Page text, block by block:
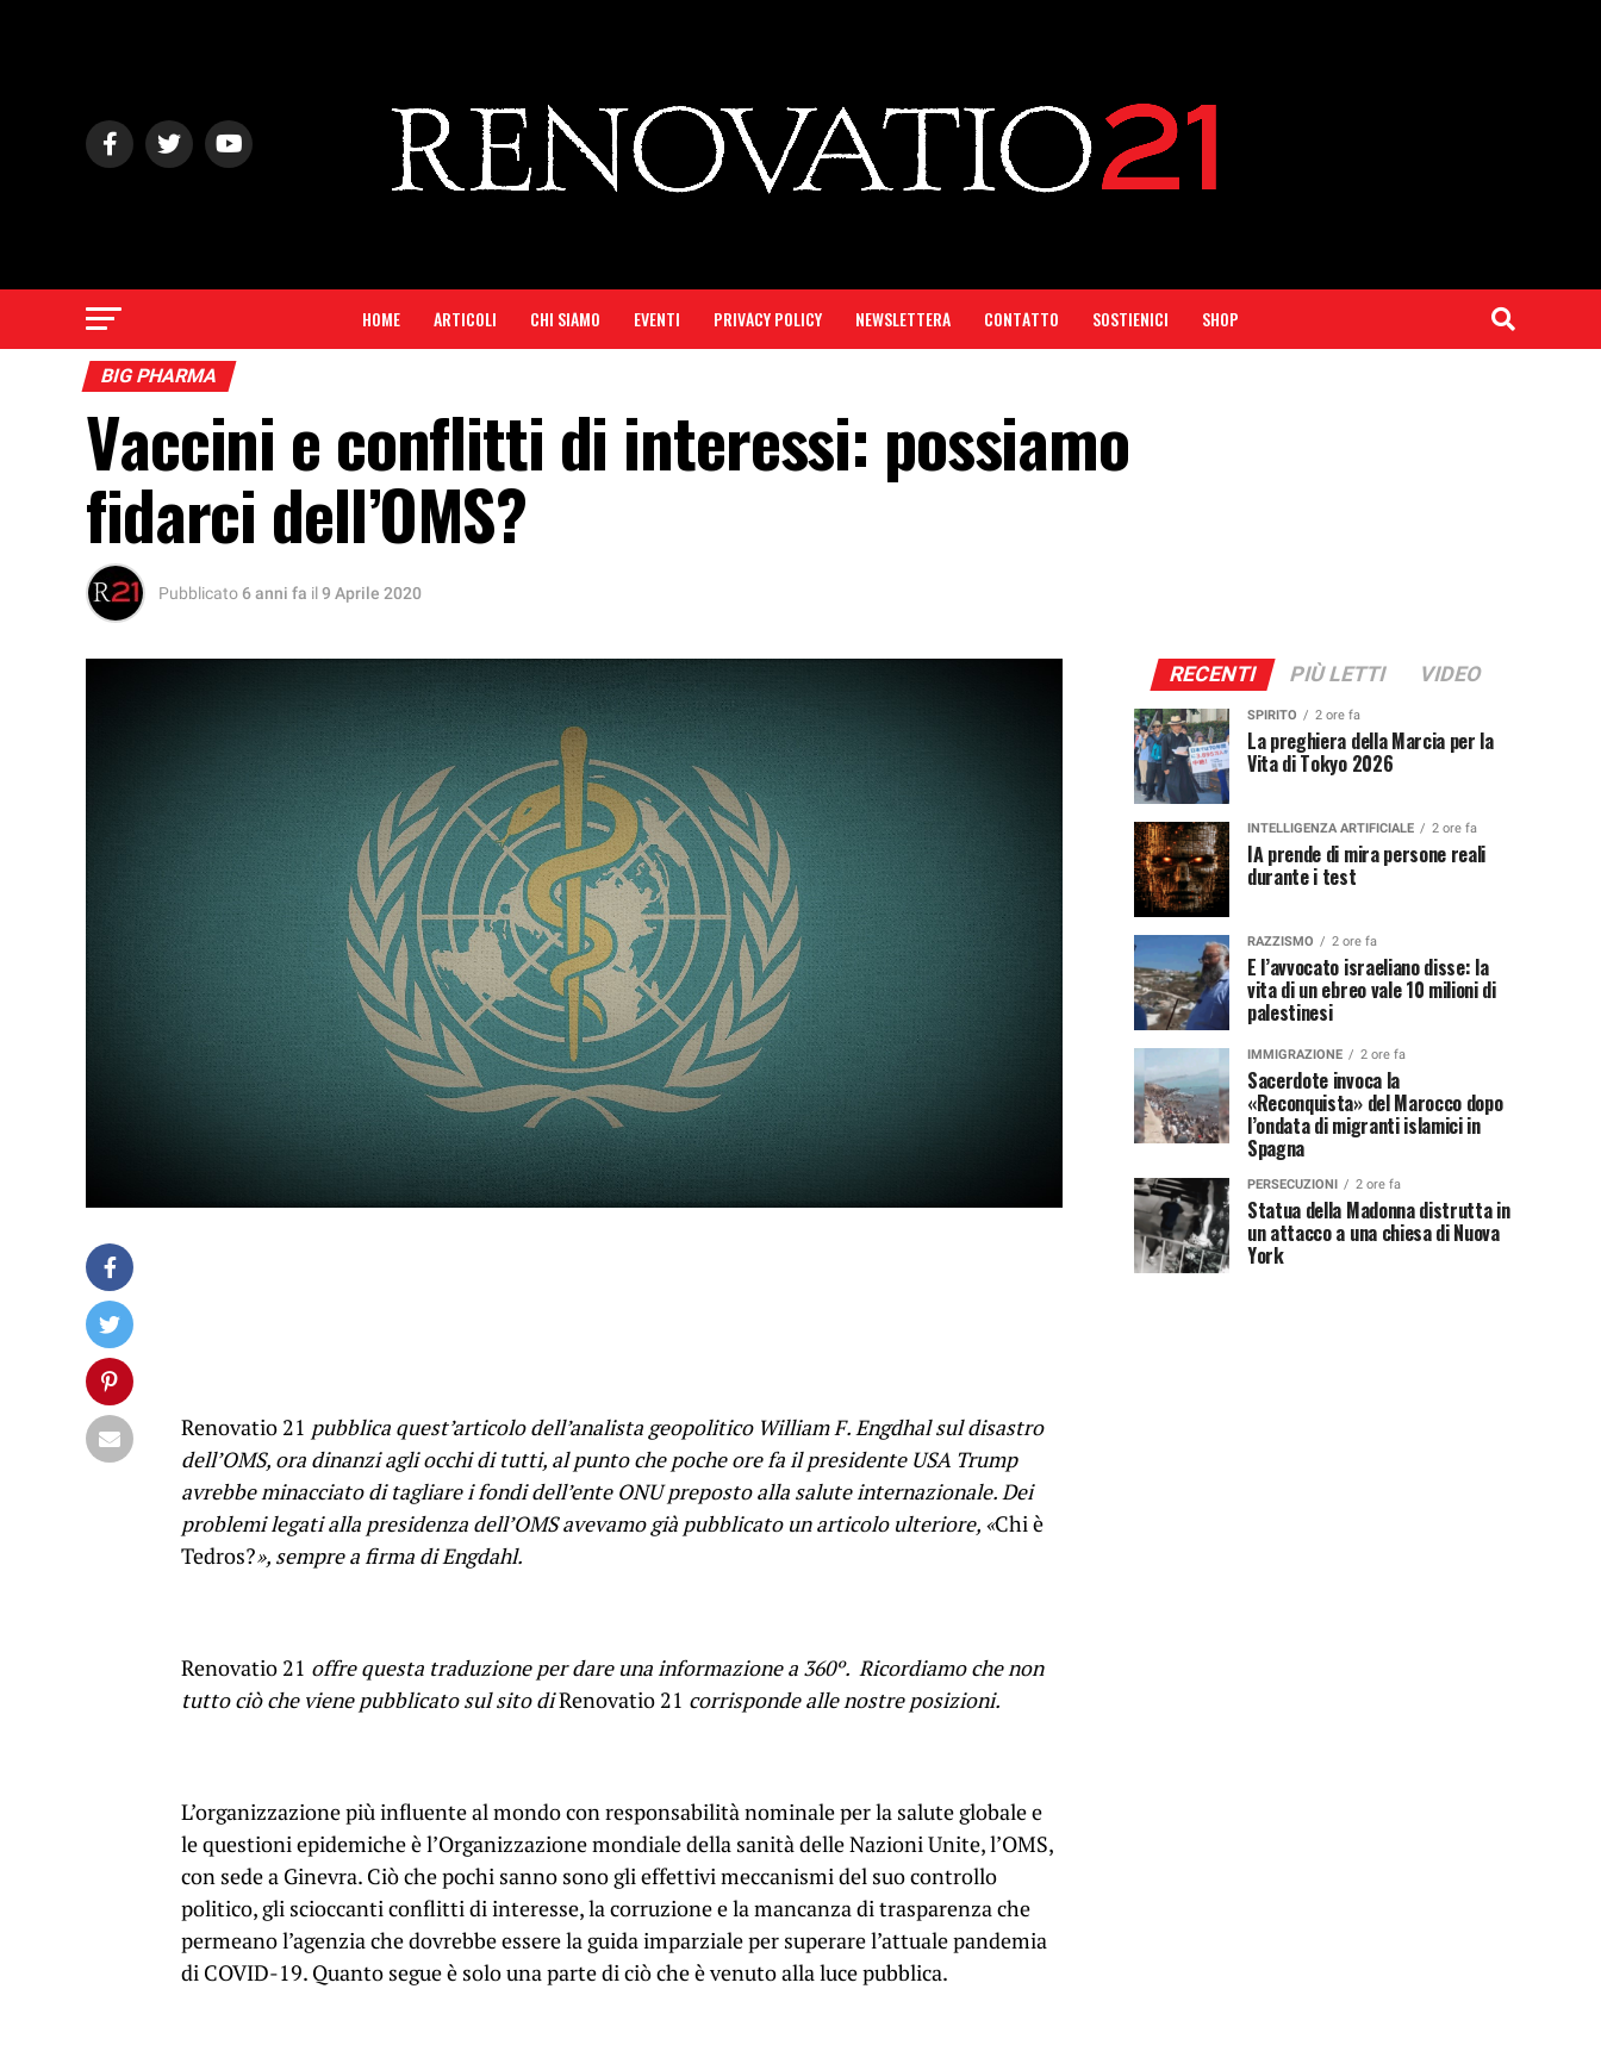
HOME ARTICOLI CHI SIAMO EVENTI PRIVACY POLICY NEWSLETTERA CONTATTO SOSTIENICI SHOP
BIG PHARMA
Vaccini e conflitti di interessi: possiamo
fidarci dell’OMS?
Pubblicato 6 anni fa il9 Aprile 2020
Renovatio 21 pubblica quest’articolo dell’analista geopolitico William F. Engdhal sul disastro
dell’OMS, ora dinanzi agli occhi di tutti, al punto che poche ore fa il presidente USA Trump
avrebbe minacciato di tagliare i fondi dell’ente ONU preposto alla salute internazionale. Dei
problemi legati alla presidenza dell’OMS avevamo già pubblicato un articolo ulteriore, «Chi è
Tedros?», sempre a firma di Engdahl.
Renovatio 21 offre questa traduzione per dare una informazione a 360º. Ricordiamo che non
tutto ciò che viene pubblicato sul sito diRenovatio 21 corrisponde alle nostre posizioni.
L’organizzazione più influente al mondo con responsabilità nominale per la salute globale e
le questioni epidemiche è l’Organizzazione mondiale della sanità delle Nazioni Unite, l’OMS,
con sede a Ginevra. Ciò che pochi sanno sono gli effettivi meccanismi del suo controllo
politico, gli scioccanti conflitti di interesse, la corruzione e la mancanza di trasparenza che
permeano l’agenzia che dovrebbe essere la guida imparziale per superare l’attuale pandemia
di COVID-19. Quanto segue è solo una parte di ciò che è venuto alla luce pubblica.
RECENTI PIÙ LETTI VIDEO
SPIRITO 2 ore fa
La preghiera della Marcia per la
Vita di Tokyo 2026
INTELLIGENZA ARTIFICIALE 2 ore fa
IA prende di mira persone reali
durante i test
RAZZISMO 2 ore fa
E l’avvocato israeliano disse: la
vita di un ebreo vale 10 milioni di
palestinesi
IMMIGRAZIONE 2 ore fa
Sacerdote invoca la
«Reconquista» del Marocco dopo
l’ondata di migranti islamici in
Spagna
PERSECUZIONI 2 ore fa
Statua della Madonna distrutta in
un attacco a una chiesa di Nuova
York